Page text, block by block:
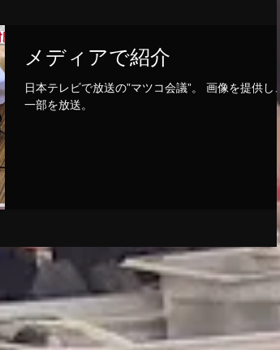
メディアで紹介
日本テレビで放送の”マツコ会議”。 画像を提供し、
一部を放送。